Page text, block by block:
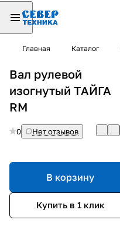
Главная Каталог
Вал рулевой
изогнутый ТАЙГА
RM
0 Нет отзывов
В корзину
Купить в 1 клик